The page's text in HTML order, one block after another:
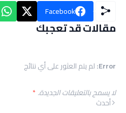
Facebook
مقالات قد تعجبك
Error: لم يتم العثور على أي نتائج
لا يسمح بالتعليقات الجديدة.*
أحدث